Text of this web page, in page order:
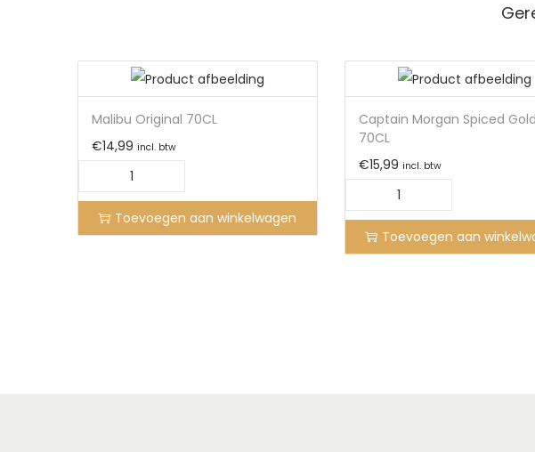
Malibu Original 70CL
€14,99 incl. btw
Toevoegen aan winkelwagen
Captain Morgan Spiced Gold
70CL
€15,99 incl. btw
Toevoegen aan